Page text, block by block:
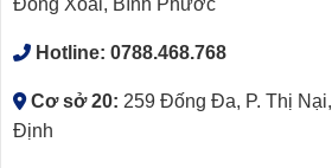
Đồng Xoài, Bình Phước
Hotline: 0788.468.768
Cơ sở 20: 259 Đống Đa, P. Thị
Định